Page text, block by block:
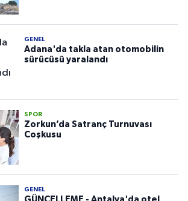
GENEL
Adana'da takla atan otomobilin
sürücüsü yaralandı
SPOR
Zorkun’da Satranç Turnuvası
Coşkusu
GENEL